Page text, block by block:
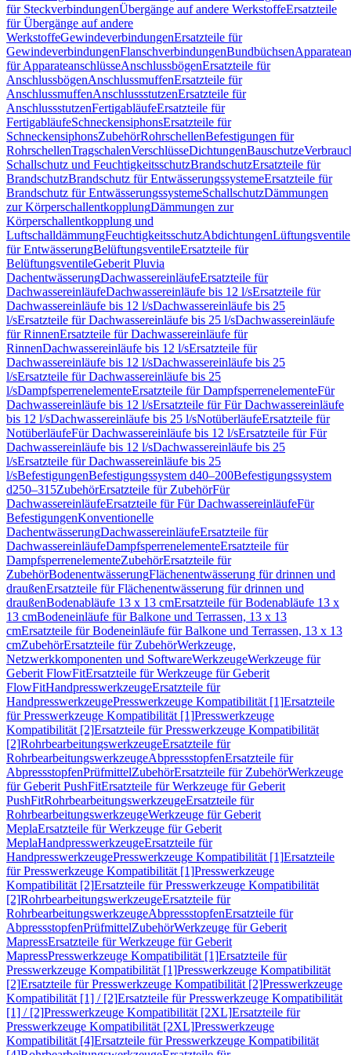
für SteckverbindungenÜbergänge auf andere WerkstoffeErsatzteile
für Übergänge auf andere
WerkstoffeGewindeverbindungenErsatzteile für
GewindeverbindungenFlanschverbindungenBundbüchsen
für ApparateanschlüsseAnschlussbögenErsatzteile für
AnschlussbögenAnschlussmuffenErsatzteile für
AnschlussmuffenAnschlussstutzenErsatzteile für
AnschlussstutzenFertigabläufeErsatzteile für
FertigabläufeSchneckensiphonsErsatzteile für
SchneckensiphonsZubehörRohrschellenBefestigungen für
RohrschellenTragschalenVerschlüsseDichtungenBauschutze
Schallschutz und FeuchtigkeitsschutzBrandschutzErsatzteile für
BrandschutzBrandschutz für EntwässerungssystemeErsatzteile für
Brandschutz für EntwässerungssystemeSchallschutzDämmungen
zur KörperschallentkopplungDämmungen zur
Körperschallentkopplung und
LuftschalldämmungFeuchtigkeitsschutzAbdichtungenLüftungsventile
für EntwässerungBelüftungsventileErsatzteile für
BelüftungsventileGeberit Pluvia
DachentwässerungDachwassereinläufeErsatzteile für
DachwassereinläufeDachwassereinläufe bis 12 l/sErsatzteile für
Dachwassereinläufe bis 12 l/sDachwassereinläufe bis 25
l/sErsatzteile für Dachwassereinläufe bis 25 l/sDachwassereinläufe
für RinnenErsatzteile für Dachwassereinläufe für
RinnenDachwassereinläufe bis 12 l/sErsatzteile für
Dachwassereinläufe bis 12 l/sDachwassereinläufe bis 25
l/sErsatzteile für Dachwassereinläufe bis 25
l/sDampfsperrenelementeErsatzteile für DampfsperrenelementeFür
Dachwassereinläufe bis 12 l/sErsatzteile für Für Dachwassereinläufe
bis 12 l/sDachwassereinläufe bis 25 l/sNotüberläufeErsatzteile für
NotüberläufeFür Dachwassereinläufe bis 12 l/sErsatzteile für Für
Dachwassereinläufe bis 12 l/sDachwassereinläufe bis 25
l/sErsatzteile für Dachwassereinläufe bis 25
l/sBefestigungenBefestigungssystem d40–200Befestigungssystem
d250–315ZubehörErsatzteile für ZubehörFür
DachwassereinläufeErsatzteile für Für DachwassereinläufeFür
BefestigungenKonventionelle
DachentwässerungDachwassereinläufeErsatzteile für
DachwassereinläufeDampfsperrenelementeErsatzteile für
DampfsperrenelementeZubehörErsatzteile für
ZubehörBodenentwässerungFlächenentwässerung für drinnen und
draußenErsatzteile für Flächenentwässerung für drinnen und
draußenBodenabläufe 13 x 13 cmErsatzteile für Bodenabläufe 13 x
13 cmBodeneinläufe für Balkone und Terrassen, 13 x 13
cmErsatzteile für Bodeneinläufe für Balkone und Terrassen, 13 x 13
cmZubehörErsatzteile für ZubehörWerkzeuge,
Netzwerkkomponenten und SoftwareWerkzeugeWerkzeuge für
Geberit FlowFitErsatzteile für Werkzeuge für Geberit
FlowFitHandpresswerkzeugeErsatzteile für
HandpresswerkzeugePresswerkzeuge Kompatibilität [1]Ersatzteile
für Presswerkzeuge Kompatibilität [1]Presswerkzeuge
Kompatibilität [2]Ersatzteile für Presswerkzeuge Kompatibilität
[2]RohrbearbeitungswerkzeugeErsatzteile für
RohrbearbeitungswerkzeugeAbpressstopfenErsatzteile für
AbpressstopfenPrüfmittelZubehörErsatzteile für ZubehörWerkzeuge
für Geberit PushFitErsatzteile für Werkzeuge für Geberit
PushFitRohrbearbeitungswerkzeugeErsatzteile für
RohrbearbeitungswerkzeugeWerkzeuge für Geberit
MeplaErsatzteile für Werkzeuge für Geberit
MeplaHandpresswerkzeugeErsatzteile für
HandpresswerkzeugePresswerkzeuge Kompatibilität [1]Ersatzteile
für Presswerkzeuge Kompatibilität [1]Presswerkzeuge
Kompatibilität [2]Ersatzteile für Presswerkzeuge Kompatibilität
[2]RohrbearbeitungswerkzeugeErsatzteile für
RohrbearbeitungswerkzeugeAbpressstopfenErsatzteile für
AbpressstopfenPrüfmittelZubehörWerkzeuge für Geberit
MapressErsatzteile für Werkzeuge für Geberit
MapressPresswerkzeuge Kompatibilität [1]Ersatzteile für
Presswerkzeuge Kompatibilität [1]Presswerkzeuge Kompatibilität
[2]Ersatzteile für Presswerkzeuge Kompatibilität [2]Presswerkzeuge
Kompatibilität [1] / [2]Ersatzteile für Presswerkzeuge Kompatibilität
[1] / [2]Presswerkzeuge Kompatibilität [2XL]Ersatzteile für
Presswerkzeuge Kompatibilität [2XL]Presswerkzeuge
Kompatibilität [4]Ersatzteile für Presswerkzeuge Kompatibilität